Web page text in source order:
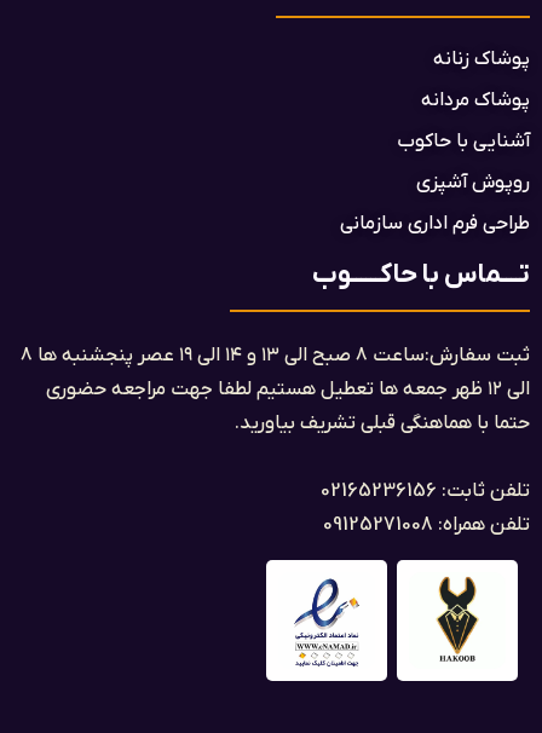
پوشاک زنانه
پوشاک مردانه
آشنایی با حاکوب
روپوش آشپزی
طراحی فرم اداری سازمانی
تــــماس با حاکــــــوب
ثبت سفارش:ساعت ۸ صبح الی ۱۳ و ۱۴ الی ۱۹ عصر پنجشنبه ها ۸
الی ۱۲ ظهر جمعه ها تعطیل هستیم لطفا جهت مراجعه حضوری
حتما با هماهنگی قبلی تشریف بیاورید.
تلفن ثابت: 02165236156
تلفن همراه: 09125271008